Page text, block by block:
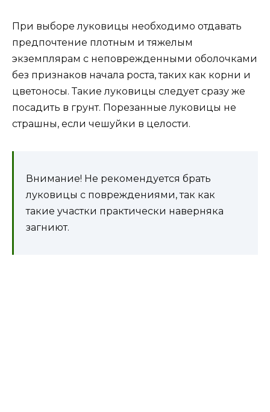
При выборе луковицы необходимо отдавать
предпочтение плотным и тяжелым
экземплярам с неповрежденными оболочками
без признаков начала роста, таких как корни и
цветоносы. Такие луковицы следует сразу же
посадить в грунт. Порезанные луковицы не
страшны, если чешуйки в целости.
Внимание! Не рекомендуется брать
луковицы с повреждениями, так как
такие участки практически наверняка
загниют.